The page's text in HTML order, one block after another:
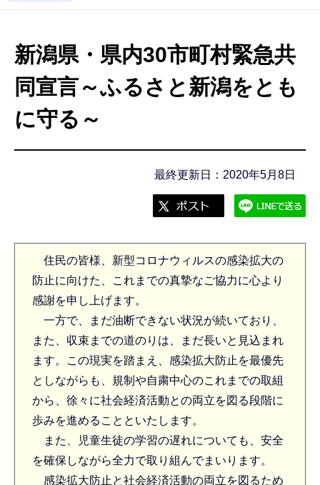
新潟県・県内30市町村緊急共
同宣言～ふるさと新潟をとも
に守る～
最終更新日：2020年5月8日
住民の皆様、新型コロナウィルスの感染拡大の
防止に向けた、これまでの真摯なご協力に心より
感謝を申し上げます。
一方で、まだ油断できない状況が続いており、
また、収束までの道のりは、まだ長いと見込まれ
ます。この現実を踏まえ、感染拡大防止を最優先
としながらも、規制や自粛中心のこれまでの取組
から、徐々に社会経済活動との両立を図る段階に
歩みを進めることといたします。
また、児童生徒の学習の遅れについても、安全
を確保しながら全力で取り組んでまいります。
感染拡大防止と社会経済活動の両立を図るため